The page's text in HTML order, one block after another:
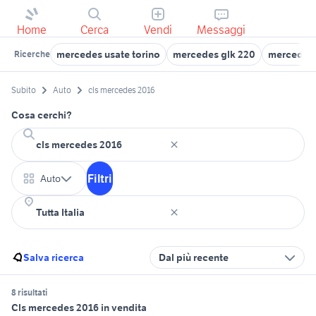
Home Cerca Vendi Messaggi
Ricerche mercedes usate torino mercedes glk 220
Subito Auto cls mercedes 2016
Cosa cerchi?
Auto Filtri
Salva ricerca Dal più recente
8 risultati
Cls mercedes 2016 in vendita